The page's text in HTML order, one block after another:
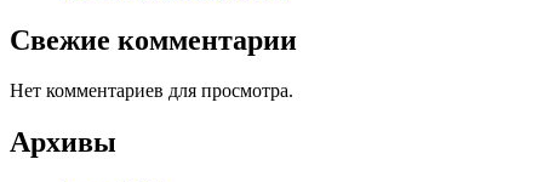
Свежие комментарии
Нет комментариев для просмотра.
Архивы